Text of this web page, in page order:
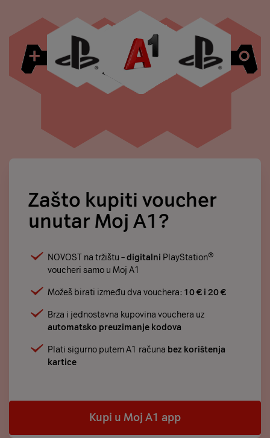
Zašto kupiti voucher
unutar Moj A1?
NOVOST na tržištu –digitalni PlayStation®
voucheri samo u Moj A1
Možeš birati između dva vouchera: 10 € i 20 €
Brza i jednostavna kupovina vouchera uz
automatsko preuzimanje kodova
Plati sigurno putem A1 računa bez korištenja
kartice
Kupi u Moj A1 app